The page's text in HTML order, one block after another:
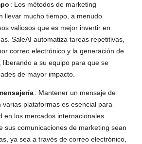
: Los métodos de marketing
llevar mucho tiempo, a menudo
valiosos que es mejor invertir en
SaleAI automatiza tareas repetitivas,
correo electrónico y la generación de
liberando a su equipo para que se
de mayor impacto.
: Mantener un mensaje de
varias plataformas es esencial para
en los mercados internacionales.
sus comunicaciones de marketing sean
ya sea a través de correo electrónico,